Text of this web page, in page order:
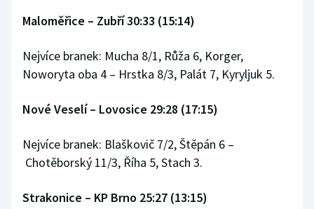
Olympijské hry
Parasport
Plavání
Plážový volejbal
Ragby
Maloměřice – Zubří 30:33 (15:14)
Nejvíce branek: Mucha 8/1, Růža 6, Korger,
Noworyta oba 4 – Hrstka 8/3, Palát 7, Kyryljuk 5.
Nové Veselí – Lovosice 29:28 (17:15)
Nejvíce branek: Blaškovič 7/2, Štěpán 6 –
Chotěborský 11/3, Říha 5, Stach 3.
Strakonice – KP Brno 25:27 (13:15)